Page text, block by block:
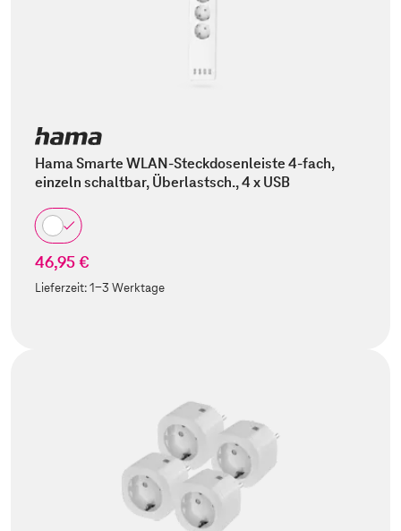
Hama Smarte WLAN-Steckdosenleiste 4-fach,
einzeln schaltbar, Überlastsch., 4 x USB
46,95 €
Lieferzeit:1-3 Werktage